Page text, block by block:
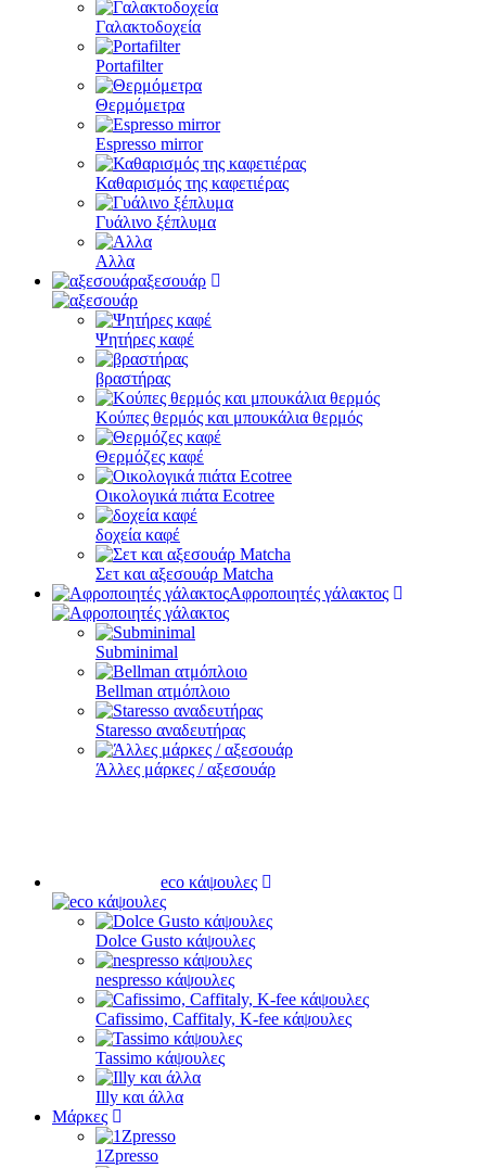
Γαλακτοδοχεία
Portafilter
Θερμόμετρα
Espresso mirror
Καθαρισμός της καφετιέρας
Γυάλινο ξέπλυμα
Αλλα
αξεσουάρ
Ψητήρες καφέ
βραστήρας
Κούπες θερμός και μπουκάλια θερμός
Θερμόζες καφέ
Οικολογικά πιάτα Ecotree
δοχεία καφέ
Σετ και αξεσουάρ Matcha
Αφροποιητές γάλακτος
Subminimal
Bellman ατμόπλοιο
Staresso αναδευτήρας
Άλλες μάρκες / αξεσουάρ
eco κάψουλες
Dolce Gusto κάψουλες
nespresso κάψουλες
Cafissimo, Caffitaly, K-fee κάψουλες
Tassimo κάψουλες
Illy και άλλα
Μάρκες
1Zpresso